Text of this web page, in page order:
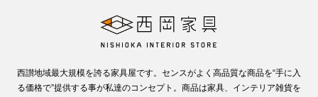
西讃地域最大規模を誇る家具屋です。センスがよく高品質な商品を“手に入
る価格で”提供する事が私達のコンセプト。商品は家具、インテリア雑貨を